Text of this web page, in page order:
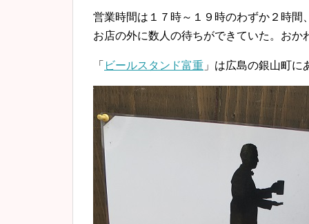
営業時間は１７時～１９時のわずか２時
お店の外に数人の待ちができていた。おか
「 ビールスタンド富重 」は広島の銀山町に